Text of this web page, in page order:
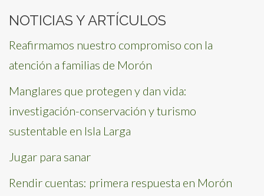
NOTICIAS Y ARTÍCULOS
Reafirmamos nuestro compromiso con la
atención a familias de Morón
Manglares que protegen y dan vida:
investigación-conservación y turismo
sustentable en Isla Larga
Jugar para sanar
Rendir cuentas: primera respuesta en Morón